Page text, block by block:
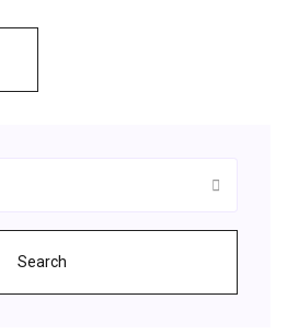
Search